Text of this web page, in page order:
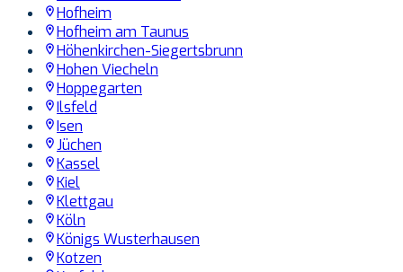
Hofheim
Hofheim am Taunus
Höhenkirchen-Siegertsbrunn
Hohen Viecheln
Hoppegarten
Ilsfeld
Isen
Jüchen
Kassel
Kiel
Klettgau
Köln
Königs Wusterhausen
Kotzen